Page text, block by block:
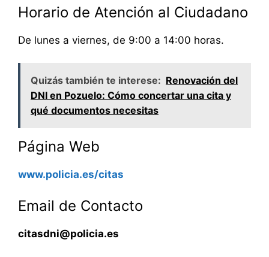
Horario de Atención al Ciudadano
De lunes a viernes, de 9:00 a 14:00 horas.
Quizás también te interese: Renovación del
DNI en Pozuelo: Cómo concertar una cita y
qué documentos necesitas
Página Web
www.policia.es/citas
Email de Contacto
citasdni@policia.es